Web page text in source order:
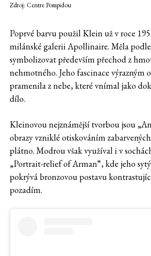
Zdroj: Centre Pompidou
Poprvé barvu použil Klein už v roce
milánské galerii Apollinaire. Měla
symbolizovat především přechod z
nehmotného. Jeho fascinace výrazným
pramenila z nebe, které vnímal jako
dílo.
Kleinovou nejznámější tvorbou jsou
obrazy vzniklé otiskováním
plátno. Modrou však využíval i v
„Portrait-relief of Arman“, kde jeho
pokrývá bronzovou postavu
pozadím.